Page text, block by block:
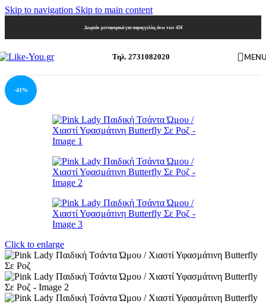
Skip to navigation Skip to main content
Δωρεάν μεταφορικά για παραγγελίες άνω των 45€
Τηλ. 2731082020
-41%
Click to enlarge